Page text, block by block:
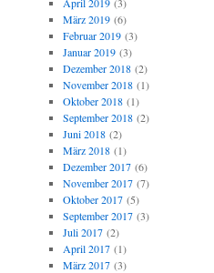
März 2019(6)
Februar 2019(3)
Januar 2019(3)
Dezember 2018(2)
November 2018(1)
Oktober 2018(1)
September 2018(2)
Juni 2018(2)
März 2018(1)
Dezember 2017(6)
November 2017(7)
Oktober 2017(5)
September 2017(3)
Juli 2017(2)
April 2017(1)
März 2017(3)